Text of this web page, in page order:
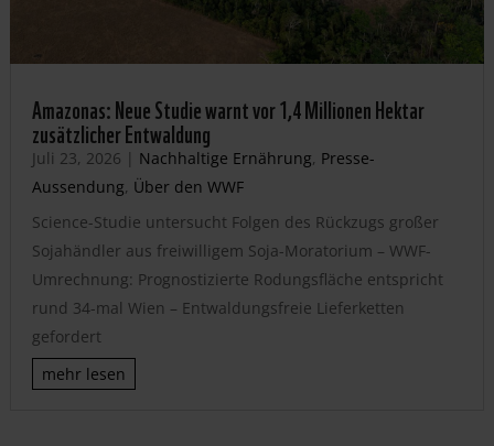
Amazonas: Neue Studie warnt vor 1,4 Millionen Hektar
zusätzlicher Entwaldung
Juli 23, 2026 | Nachhaltige Ernährung, Presse-
Aussendung, Über den WWF
Science-Studie untersucht Folgen des Rückzugs großer
Sojahändler aus freiwilligem Soja-Moratorium – WWF-
Umrechnung: Prognostizierte Rodungsfläche entspricht
rund 34-mal Wien – Entwaldungsfreie Lieferketten
gefordert
mehr lesen